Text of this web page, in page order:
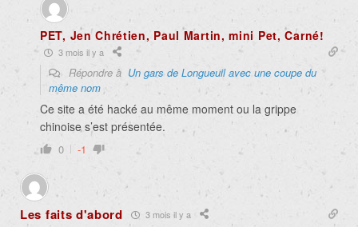
PET, Jen Chrétien, Paul Martin, mini Pet, Carné!
3 mois il y a
Répondre à Un gars de Longueuil avec une coupe du
même nom
Ce site a été hacké au même moment ou la grippe
chinoise s’est présentée.
0 -1
Les faits d'abord 3 mois il y a